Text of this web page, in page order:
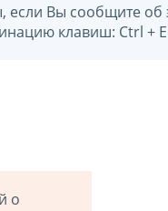
если Вы сообщите об
клавиш: Ctrl +
о